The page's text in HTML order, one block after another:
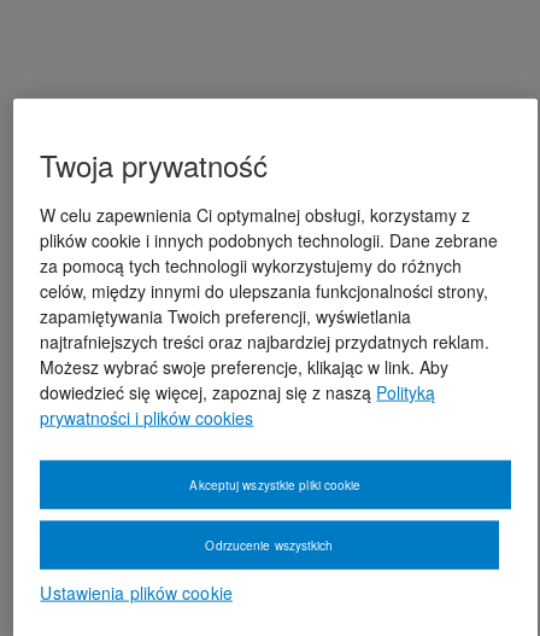
Twoja prywatność
W celu zapewnienia Ci optymalnej obsługi, korzystamy z
plików cookie i innych podobnych technologii. Dane zebrane
za pomocą tych technologii wykorzystujemy do różnych
celów, między innymi do ulepszania funkcjonalności strony,
zapamiętywania Twoich preferencji, wyświetlania
najtrafniejszych treści oraz najbardziej przydatnych reklam.
Możesz wybrać swoje preferencje, klikając w link. Aby
dowiedzieć się więcej, zapoznaj się z naszą Polityką
prywatności i plików cookies
Ustawienia plików cookie
Odrzucenie wszystkich
Akceptuj wszystkie pliki cookie